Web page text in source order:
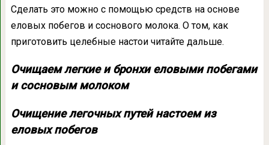
Сделать это можно с помощью средств на основе
еловых побегов и соснового молока. О том, как
приготовить целебные настои читайте дальше.
Очищаем легкие и бронхи еловыми побегами
и сосновым молоком
Очищение легочных путей настоем из
еловых побегов